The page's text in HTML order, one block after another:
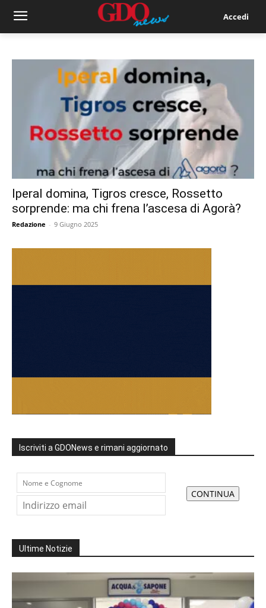
Accedi
Iperal domina, Tigros cresce, Rossetto
sorprende: ma chi frena l’ascesa di Agorà?
Redazione - 9 Giugno 2025
Iscriviti a GDONews e rimani aggiornato
Ultime Notizie